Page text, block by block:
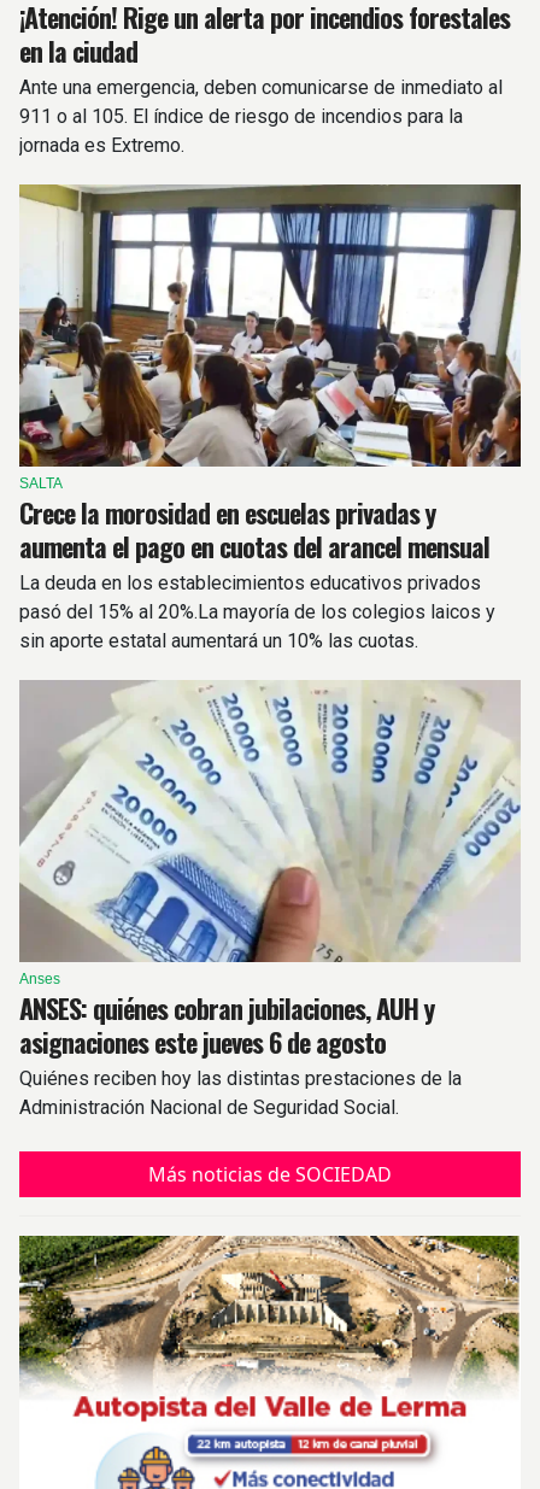
¡Atención! Rige un alerta por incendios forestales
en la ciudad
Ante una emergencia, deben comunicarse de inmediato al
911 o al 105. El índice de riesgo de incendios para la
jornada es Extremo.
SALTA
Crece la morosidad en escuelas privadas y
aumenta el pago en cuotas del arancel mensual
La deuda en los establecimientos educativos privados
pasó del 15% al 20%.La mayoría de los colegios laicos y
sin aporte estatal aumentará un 10% las cuotas.
Anses
ANSES: quiénes cobran jubilaciones, AUH y
asignaciones este jueves 6 de agosto
Quiénes reciben hoy las distintas prestaciones de la
Administración Nacional de Seguridad Social.
Más noticias de SOCIEDAD